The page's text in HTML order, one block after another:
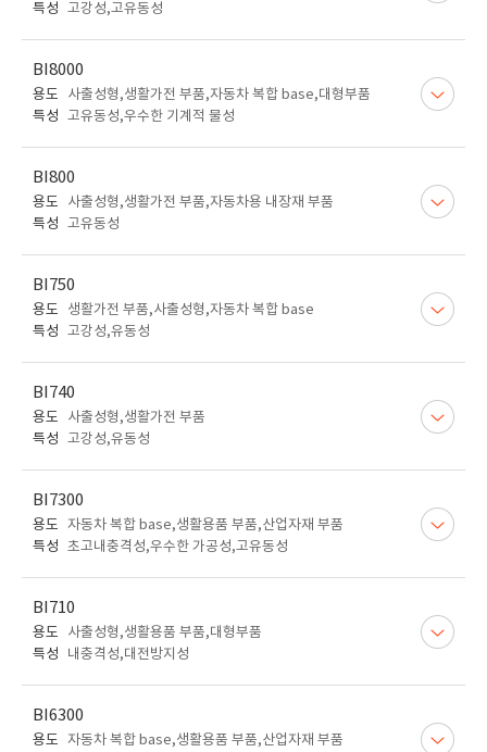
특성 고강성,고유동성
BI8000
용도
사출성형,생활가전 부품,자동차 복합 base,대형부품
특성 고유동성,우수한 기계적 물성
BI800
용도
사출성형,생활가전 부품,자동차용 내장재 부품
특성 고유동성
BI750
용도
생활가전 부품,사출성형,자동차 복합 base
특성 고강성,유동성
BI740
용도
사출성형,생활가전 부품
특성 고강성,유동성
BI7300
용도
자동차 복합 base,생활용품 부품,산업자재 부품
특성 초고내충격성,우수한 가공성,고유동성
BI710
용도
사출성형,생활용품 부품,대형부품
특성
내충격성,대전방지성
BI6300
용도
자동차 복합 base,생활용품 부품,산업자재 부품